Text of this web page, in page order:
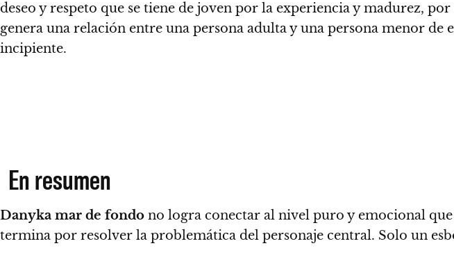
deseo y respeto que se tiene de joven por la experiencia y madurez,
genera una relación entre una persona adulta y una persona menor
incipiente.
En resumen
Danyka mar de fondo no logra conectar al nivel puro y emocional que
termina por resolver la problemática del personaje central. Solo un